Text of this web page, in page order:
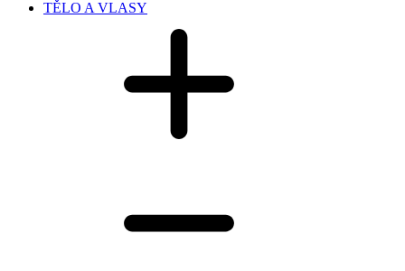
TĚLO A VLASY